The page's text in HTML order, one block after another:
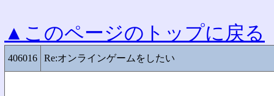
▲このページのトップに戻る
406016 Re:オンラインゲームをしたい